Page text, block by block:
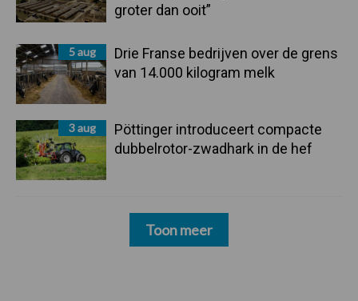
groter dan ooit”
5 aug
Drie Franse bedrijven over de grens
van 14.000 kilogram melk
3 aug
Pöttinger introduceert compacte
dubbelrotor-zwadhark in de hef
Toon meer